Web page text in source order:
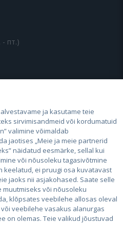
- пт.)
ja kasutame teie
sirvimisandmeid või kordumatuid
valimine võimaldab
jaotises „Meie ja meie partnerid
näidatud eesmärke, sellal kui
või nõusoleku tagasivõtmine
keelatud, ei pruugi osa kuvatavast
jaoks nii asjakohased. Saate selle
muutmiseks või nõusoleku
klõpsates veebilehe allosas oleval
veebilehe vasakus alanurgas
on olemas. Teie valikud jõustuvad